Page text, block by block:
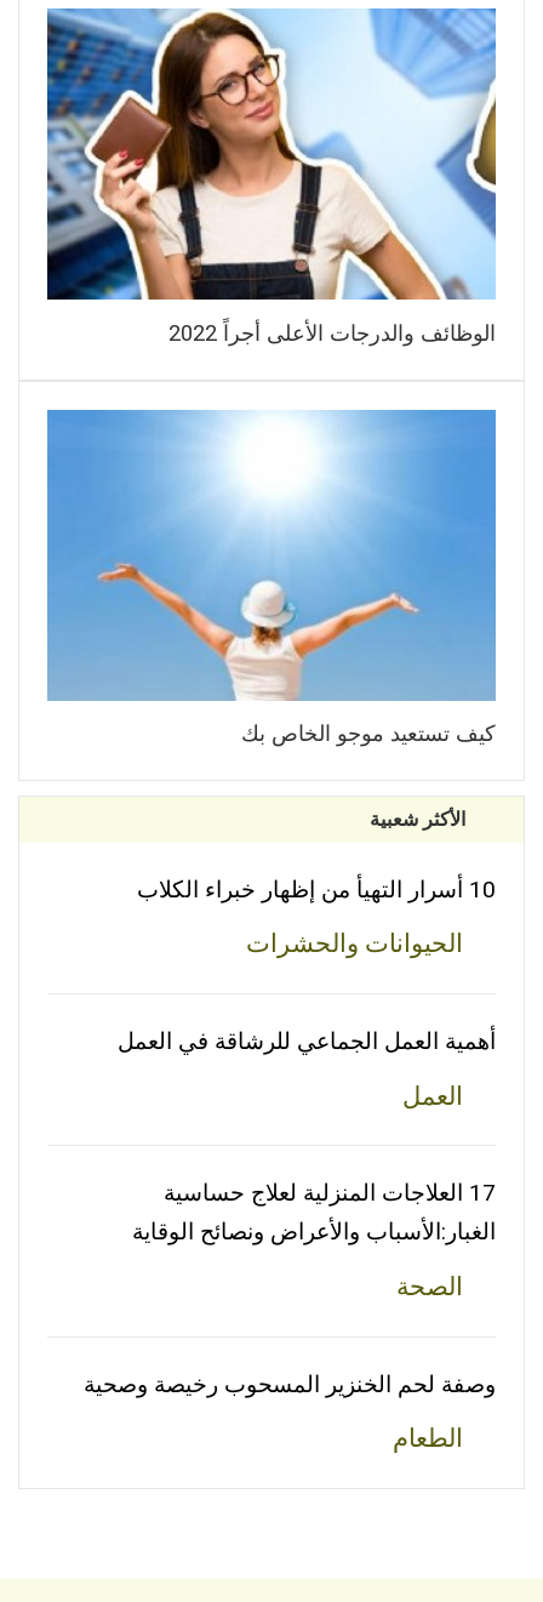
الوظائف والدرجات الأعلى أجراً 2022
كيف تستعيد موجو الخاص بك
الأكثر شعبية
10 أسرار التهيأ من إظهار خبراء الكلاب
الحيوانات والحشرات
أهمية العمل الجماعي للرشاقة في العمل
العمل
17 العلاجات المنزلية لعلاج حساسية
الغبار:الأسباب والأعراض ونصائح الوقاية
الصحة
وصفة لحم الخنزير المسحوب رخيصة وصحية
الطعام